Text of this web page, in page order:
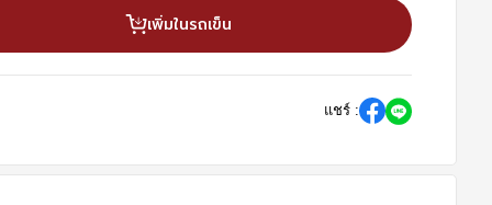
เพิ่มในรถเข็น
แชร์ :